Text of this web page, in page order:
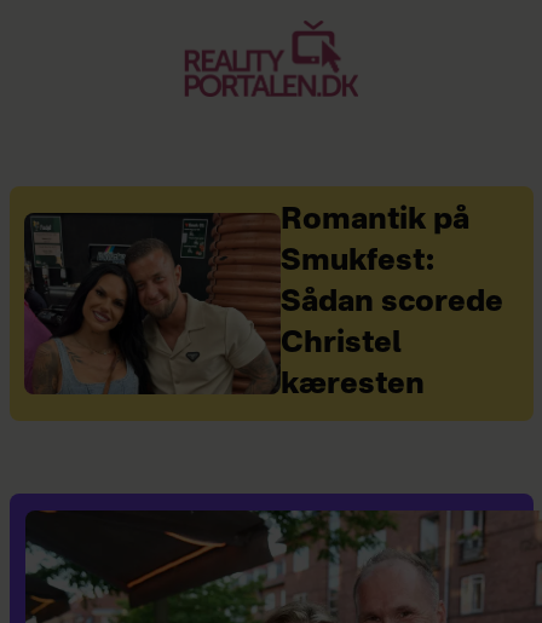
Romantik på
Smukfest:
Sådan scorede
Christel
kæresten